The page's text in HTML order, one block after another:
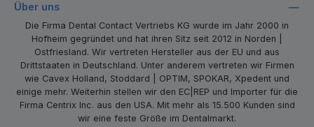
Über uns
Die Firma Dental Contact Vertriebs KG wurde im Jahr 2000 in
Hofheim gegründet und hat ihren Sitz seit 2012 in Norden |
Ostfriesland. Wir vertreten Hersteller aus der EU und aus
Drittstaaten in Deutschland. Unter anderem vertreten wir Firmen
wie Cavex Holland, Stoddard | OPTIM, SPOKAR, Xpedent und
einige mehr. Weiterhin stellen wir den EC|REP und Importer für die
Firma Centrix Inc. aus den USA. Mit mehr als 15.500 Kunden sind
wir eine feste Größe im Dentalmarkt.